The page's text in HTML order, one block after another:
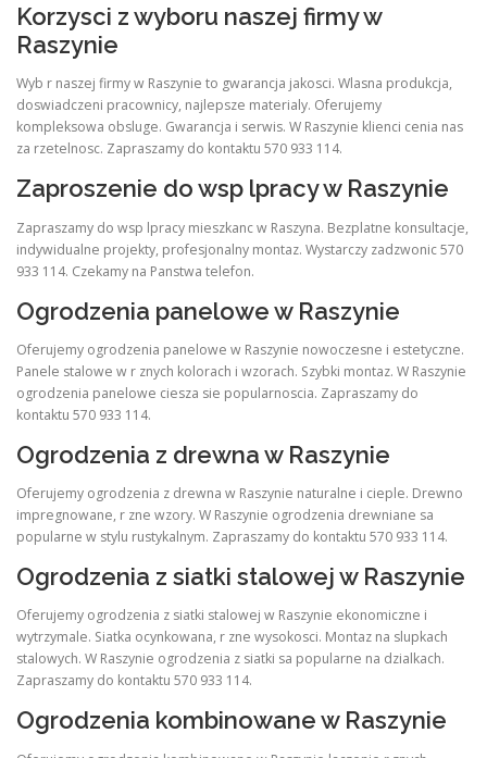
Korzysci z wyboru naszej firmy w
Raszynie
Wyb r naszej firmy w Raszynie to gwarancja jakosci. Wlasna produkcja,
doswiadczeni pracownicy, najlepsze materialy. Oferujemy
kompleksowa obsluge. Gwarancja i serwis. W Raszynie klienci cenia nas
za rzetelnosc. Zapraszamy do kontaktu 570 933 114.
Zaproszenie do wsp lpracy w Raszynie
Zapraszamy do wsp lpracy mieszkanc w Raszyna. Bezplatne konsultacje,
indywidualne projekty, profesjonalny montaz. Wystarczy zadzwonic 570
933 114. Czekamy na Panstwa telefon.
Ogrodzenia panelowe w Raszynie
Oferujemy ogrodzenia panelowe w Raszynie nowoczesne i estetyczne.
Panele stalowe w r znych kolorach i wzorach. Szybki montaz. W Raszynie
ogrodzenia panelowe ciesza sie popularnoscia. Zapraszamy do
kontaktu 570 933 114.
Ogrodzenia z drewna w Raszynie
Oferujemy ogrodzenia z drewna w Raszynie naturalne i cieple. Drewno
impregnowane, r zne wzory. W Raszynie ogrodzenia drewniane sa
popularne w stylu rustykalnym. Zapraszamy do kontaktu 570 933 114.
Ogrodzenia z siatki stalowej w Raszynie
Oferujemy ogrodzenia z siatki stalowej w Raszynie ekonomiczne i
wytrzymale. Siatka ocynkowana, r zne wysokosci. Montaz na slupkach
stalowych. W Raszynie ogrodzenia z siatki sa popularne na dzialkach.
Zapraszamy do kontaktu 570 933 114.
Ogrodzenia kombinowane w Raszynie